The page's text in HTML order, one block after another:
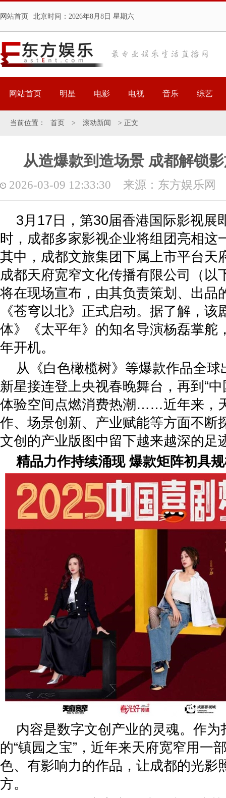
网站首页 北京时间： 2026年8月8日 星期六
网站首页 明星 电影 电视 音乐 综艺
当前位置： 首页 > 滚动新闻 > 正文
从造爆款到造场景 成都解锁
2026-03-09 12:33:30 来源：东方娱乐网
3月17日，第30届香港国际影视展
时，成都多家影视企业将组团亮相这
其中，成都文旅集团下属上市平台天
成都天府宽窄文化传播有限公司（以
将在现场宣布，由其负责策划、出品
《苍穹以北》正式启动。据了解，该
体》《太平年》的知名导演杨磊掌舵
年开机。
从《白色橄榄树》等爆款作品全
新星接连登上央视春晚舞台，再到“
体验空间点燃消费热潮……近年来，
作、场景创新、产业赋能等方面不断
文创的产业版图中留下越来越深的足
精品力作持续涌现 爆款矩阵初具
内容是数字文创产业的灵魂。作为
的“镇园之宝”，近年来天府宽窄用一
色、有影响力的作品，让成都的光影
方。